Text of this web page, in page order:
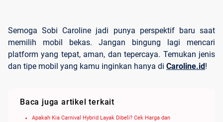
Semoga Sobi Caroline jadi punya perspektif baru saat
memilih mobil bekas. Jangan bingung lagi mencari
platform yang tepat, aman, dan tepercaya. Temukan jenis
dan tipe mobil yang kamu inginkan hanya di Caroline.id !
Baca juga artikel terkait
Apakah Kia Carnival Hybrid Layak Dibeli? Cek Harga dan